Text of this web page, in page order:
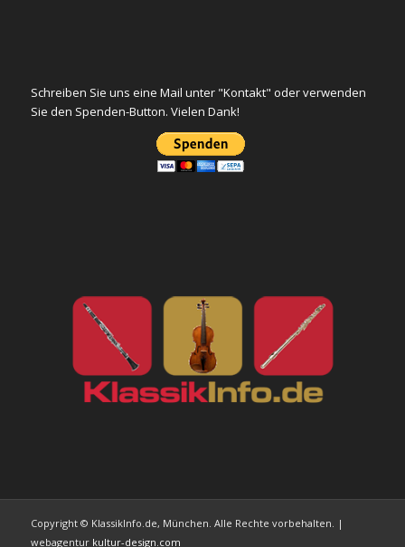
Schreiben Sie uns eine Mail unter "Kontakt" oder verwenden
Sie den Spenden-Button. Vielen Dank!
Copyright © KlassikInfo.de, München. Alle Rechte vorbehalten. |
webagentur kultur-design.com